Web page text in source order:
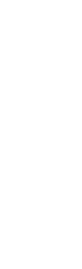
OCEAN